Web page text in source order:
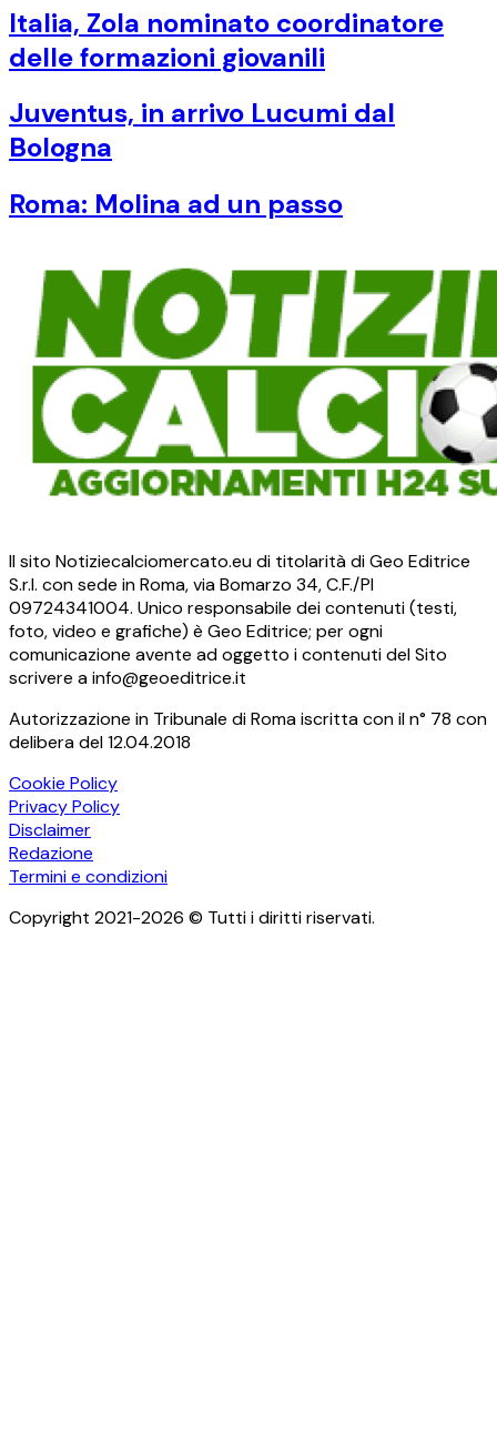
Italia, Zola nominato coordinatore
delle formazioni giovanili
Juventus, in arrivo Lucumi dal
Bologna
Roma: Molina ad un passo
Il sito Notiziecalciomercato.eu di titolarità di Geo Editrice
S.r.l. con sede in Roma, via Bomarzo 34, C.F./PI
09724341004. Unico responsabile dei contenuti (testi,
foto, video e grafiche) è Geo Editrice; per ogni
comunicazione avente ad oggetto i contenuti del Sito
scrivere a info@geoeditrice.it
Autorizzazione in Tribunale di Roma iscritta con il n° 78 con
delibera del 12.04.2018
Cookie Policy
Privacy Policy
Disclaimer
Redazione
Termini e condizioni
Copyright 2021-2026 © Tutti i diritti riservati.